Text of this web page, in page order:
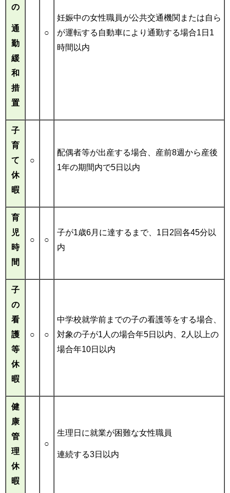
の
通
勤
緩
和
措
置
○
妊娠中の女性職員が公共交通機関または自ら
が運転する自動車により通勤する場合1日1
時間以内
子
育
て
休
暇
○
配偶者等が出産する場合、産前8週から産後
1年の期間内で5日以内
育
児
時
間
○ ○
子が1歳6月に達するまで、1日2回各45分以
内
子
の
看
護
等
休
暇
○ ○
中学校就学前までの子の看護等をする場合、
対象の子が1人の場合年5日以内、2人以上の
場合年10日以内
健
康
管
理
休
暇
○
生理日に就業が困難な女性職員
連続する3日以内